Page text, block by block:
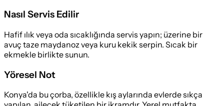
Nasıl Servis Edilir
Hafif ılık veya oda sıcaklığında servis yapın; üzerine bir
avuç taze maydanoz veya kuru kekik serpin. Sıcak bir
ekmekle birlikte sunun.
Yöresel Not
Konya'da bu çorba, özellikle kış aylarında evlerde sıkça